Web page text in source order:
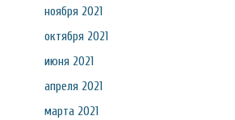
ноября 2021
октября 2021
июня 2021
апреля 2021
марта 2021